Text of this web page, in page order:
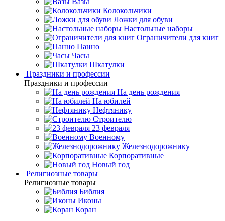
Колокольчики
Ложки для обуви
Настольные наборы
Ограничители для книг
Панно
Часы
Шкатулки
Праздники и профессии
Праздники и профессии
На день рождения
На юбилей
Нефтянику
Строителю
23 февраля
Военному
Железнодорожнику
Корпоративные
Новый год
Религиозные товары
Религиозные товары
Библия
Иконы
Коран